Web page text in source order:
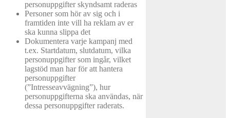
personuppgifter skyndsamt raderas
Personer som hör av sig och i
framtiden inte vill ha reklam av er
ska kunna slippa det
Dokumentera varje kampanj med
t.ex. Startdatum, slutdatum, vilka
personuppgifter som ingår, vilket
lagstöd man har för att hantera
personuppgifter
(”Intresseavvägning”), hur
personuppgifterna ska användas, när
dessa personuppgifter raderats.